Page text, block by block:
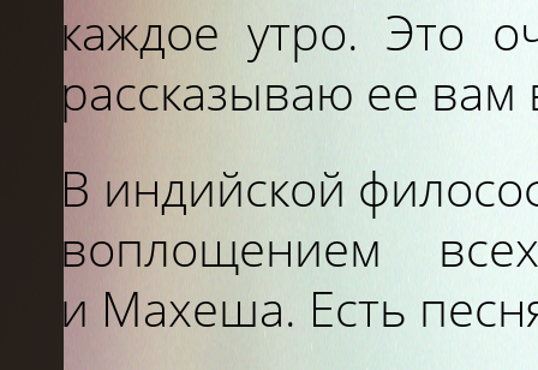
каждое утро. Это
рассказываю ее вам
В индийской
воплощением
и Махеша. Есть